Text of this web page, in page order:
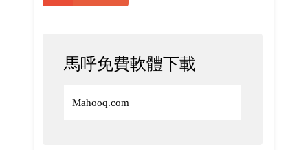
馬呼免費軟體下載
Mahooq.com